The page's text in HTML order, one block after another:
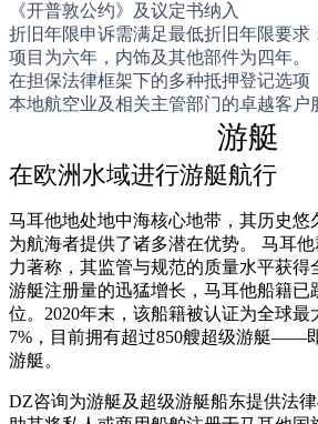
《开普敦公约》及议定书纳入
折旧年限申诉需满足最低折旧年限要求
项目为六年，内饰及其他部件为四年。
在担保法律框架下的多种抵押登记选项
本地航空业及相关主管部门的卓越客户
游艇
在欧洲水域进行游艇航行
马耳他地处地中海核心地带，其历史悠
为航海者提供了诸多潜在优势。 马耳
力著称，其监管与规范的质量水平获得
游艇注册量的迅猛增长，马耳他船籍已
位。2020年末，该船籍被认证为全球
7%，目前拥有超过850艘超级游艇——
游艇。
DZ咨询为游艇及超级游艇船东提供法